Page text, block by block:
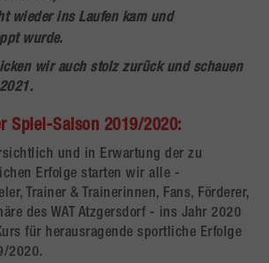
wieder ins Laufen kam und
wurde.
wir auch stolz zurück und schauen
Spiel-Saison 2019/2020:
und in Erwartung der zu
Erfolge starten wir alle -
Trainer & Trainerinnen, Fans, Förderer,
des WAT Atzgersdorf - ins Jahr 2020
für herausragende sportliche Erfolge
2020.